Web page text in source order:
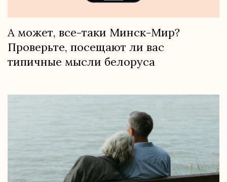
А может, все-таки Минск-Мир?
Проверьте, посещают ли вас
типичные мысли белоруса